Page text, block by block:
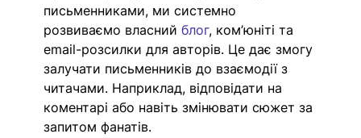
письменниками, ми системно
розвиваємо власний блог, ком’юніті та
email-розсилки для авторів. Це дає змогу
залучати письменників до взаємодії з
читачами. Наприклад, відповідати на
коментарі або навіть змінювати сюжет за
запитом фанатів.